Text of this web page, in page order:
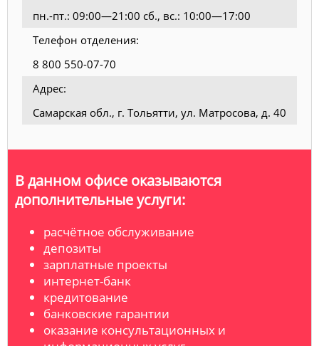
пн.-пт.: 09:00—21:00 сб., вс.: 10:00—17:00
Телефон отделения:
8 800 550-07-70
Адрес:
Самарская обл., г. Тольятти, ул. Матросова, д. 40
В данном офисе оказываются
дополнительные услуги:
расчётное обслуживание
депозиты
зарплатные проекты
интернет-банк
кредитование
банковские гарантии
оказание консультационных и